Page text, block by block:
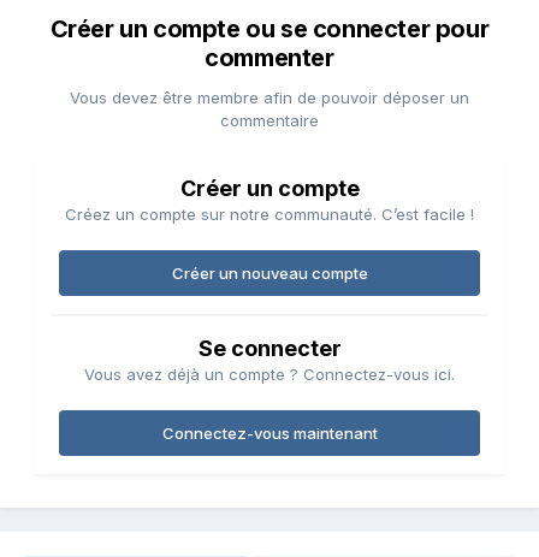
Créer un compte ou se connecter pour
commenter
Vous devez être membre afin de pouvoir déposer un
commentaire
Créer un compte
Créez un compte sur notre communauté. C’est facile !
Créer un nouveau compte
Se connecter
Vous avez déjà un compte ? Connectez-vous ici.
Connectez-vous maintenant